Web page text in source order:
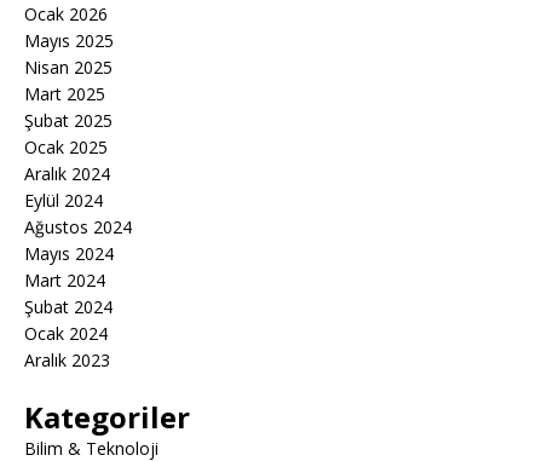
Ocak 2026
Mayıs 2025
Nisan 2025
Mart 2025
Şubat 2025
Ocak 2025
Aralık 2024
Eylül 2024
Ağustos 2024
Mayıs 2024
Mart 2024
Şubat 2024
Ocak 2024
Aralık 2023
Kategoriler
Bilim & Teknoloji